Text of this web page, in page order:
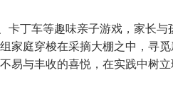
丁车等趣味亲子游戏，家长与
家庭穿梭在采摘大棚之中，寻
易与丰收的喜悦，在实践中树